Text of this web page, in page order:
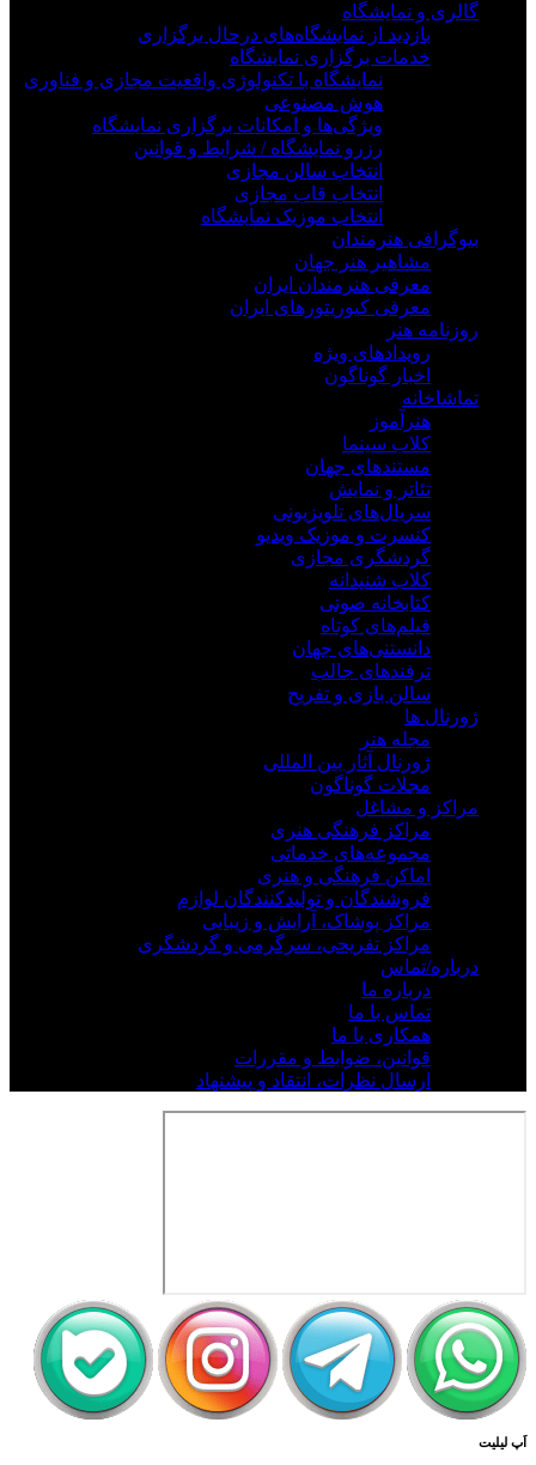
گالری و نمایشگاه
بازدید از نمایشگاه‌های درحال برگزاری
خدمات برگزاری نمایشگاه
نمایشگاه با تکنولوژی واقعیت مجازی و فناوری
هوش مصنوعی
ویژگی‌ها و امکانات برگزاری نمایشگاه
رزرو نمایشگاه / شرایط و قوانین
انتخاب سالن مجازی
انتخاب قاب مجازی
انتخاب موزیک نمایشگاه
بیوگرافی هنرمندان
مشاهیر هنر جهان
معرفی هنرمندان ایران
معرفی کیوریتورهای ایران
روزنامه هنر
رویدادهای ویژه
اخبار گوناگون
تماشاخانه
هنرآموز
کلاب سینما
مستندهای جهان
تئاتر و نمایش
سریال‌های تلویزیونی
کنسرت و موزیک ویدیو
گردشگری مجازی
کلاب شنیدانه
کتابخانه صوتی
فیلم‌های کوتاه
دانستنی‌های جهان
ترفندهای جالب
سالن بازی و تفریح
ژورنال ها
مجله هنر
ژورنال آثار بین المللی
مجلات گوناگون
مراکز و مشاغل
مراکز فرهنگی هنری
مجموعه‌های خدماتی
اماکن فرهنگی و هنری
فروشندگان و تولیدکنندگان لوازم
مراکز پوشاک، آرایش و زیبایی
مراکز تفریحی، سرگرمی و گردشگری
درباره/تماس
درباره ما
تماس با ما
همکاری با ما
قوانین، ضوابط و مقررات
ارسال نظرات، انتقاد و پیشنهاد
اَپ لیلیت